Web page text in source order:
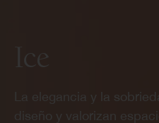
Ice
La elegancia y la
diseño y valorizan